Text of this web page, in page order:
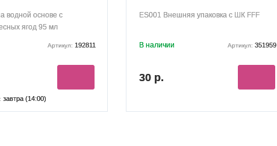
водной основе с
ягод 95 мл
Артикул: 192811
завтра (14:00)
ES001 Внешняя упаковка с ШК FFF
В наличии Артикул: 351959
30 р.